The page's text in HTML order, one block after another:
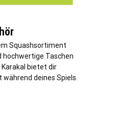
Squashsortiment
Taschen
bietet dir
deines Spiels.